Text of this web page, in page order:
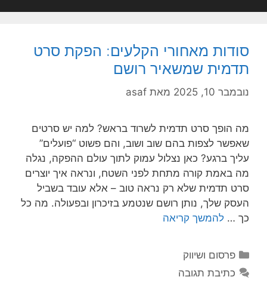
סודות מאחורי הקלעים: הפקת סרט
תדמית שמשאיר רושם
נובמבר 10, 2025 מאת asaf
מה הופך סרט תדמית לשרוד בראש? למה יש סרטים
שאפשר לצפות בהם שוב ושוב, והם פשוט “פועלים”
עליך ברגע? כאן נצלול עמוק לתוך עולם ההפקה, נגלה
מה באמת קורה מתחת לפני השטח, ונראה איך יוצרים
סרט תדמית שלא רק נראה טוב – אלא עובד בשביל
העסק שלך, נותן רושם שנטמע בזיכרון ובפעולה. מה כל
כך … להמשך קריאה
קטגוריות
פרסום ושיווק
כתיבת תגובה